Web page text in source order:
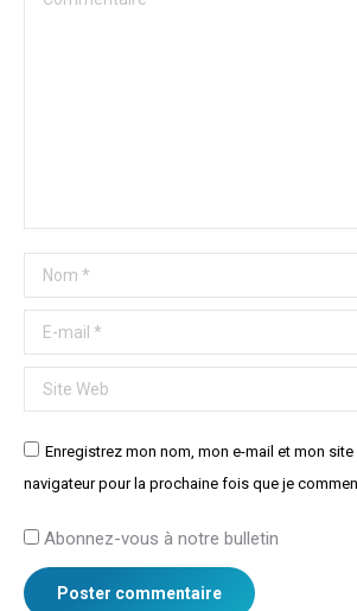
Nom *
E-mail *
Site Web
Enregistrez mon nom, mon e-mail et mon
navigateur pour la prochaine fois que je
Abonnez-vous à notre bulletin
Poster commentaire